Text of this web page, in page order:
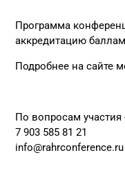
Программа
аккредитацию
Подробнее насайте
По вопросам участия
7 903 585 81 21
info@rahrconference.ru